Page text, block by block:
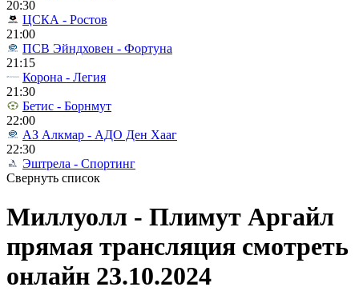
20:30
ЦСКА - Ростов
21:00
ПСВ Эйндховен - Фортуна
21:15
Корона - Легия
21:30
Бетис - Борнмут
22:00
АЗ Алкмар - АДО Ден Хааг
22:30
Эштрела - Спортинг
Свернуть список
Миллуолл - Плимут Аргайл
прямая трансляция смотреть
онлайн 23.10.2024